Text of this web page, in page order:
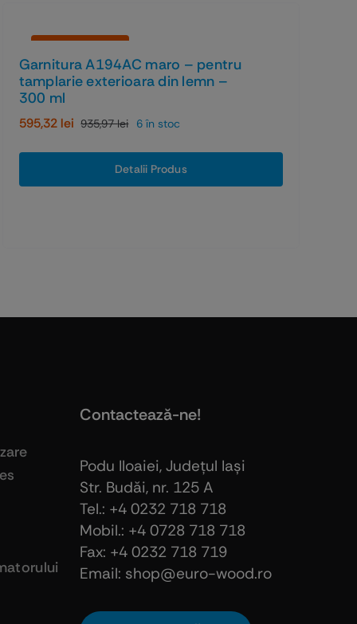
Garnitura A194AC maro – pentru
tamplarie exterioara din lemn –
300 ml
935,97leiPrețul
inițial
a
fost:
595,32 lei
Prețul
curent
este:
595,32 lei.
6 în stoc
Detalii Produs
Contactează-ne!
Podu Iloaiei, Judeţul Iaşi
Str. Budăi, nr. 125 A
Tel.: +4 0232 718 718
Mobil.: +4 0728 718 718
Fax: +4 0232 718 719
Email: shop@euro-wood.ro